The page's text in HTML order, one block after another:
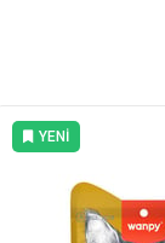
YENI